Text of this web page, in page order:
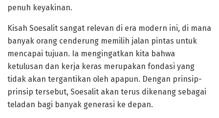
penuh keyakinan.
Kisah Soesalit sangat relevan di era modern ini, di mana
banyak orang cenderung memilih jalan pintas untuk
mencapai tujuan. Ia mengingatkan kita bahwa
ketulusan dan kerja keras merupakan fondasi yang
tidak akan tergantikan oleh apapun. Dengan prinsip-
prinsip tersebut, Soesalit akan terus dikenang sebagai
teladan bagi banyak generasi ke depan.